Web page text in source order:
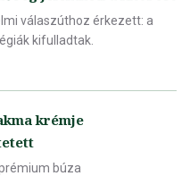
válaszúthoz érkezett: a
kifulladtak.
krémje
búza